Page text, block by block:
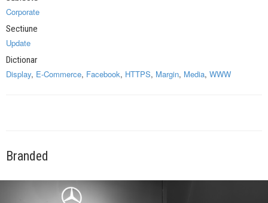
Corporate
Sectiune
Update
Dictionar
Display, E-Commerce, Facebook, HTTPS, Margin, Media, WWW
Branded